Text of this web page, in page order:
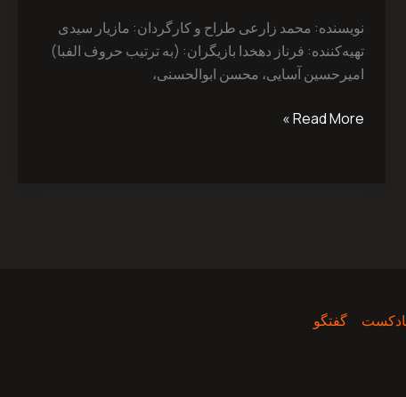
نویسنده: محمد ‌زارعی طراح و کارگردان: مازیار ‌سیدی
تهیه‌کننده: فرناز ‌دهخدا بازیگران: (به ترتیب حروف الفبا)
امیرحسین ‌آسایی، محسن ‌ابوالحسنی،
Read More »
گفتگو